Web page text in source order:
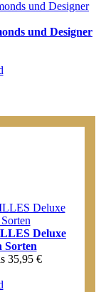
und Designer
Deluxe
Sorten
35,95 €